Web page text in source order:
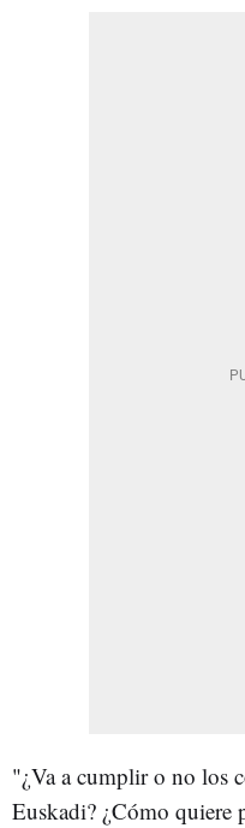
"¿Va a cumplir o no los
Euskadi? ¿Cómo quiere